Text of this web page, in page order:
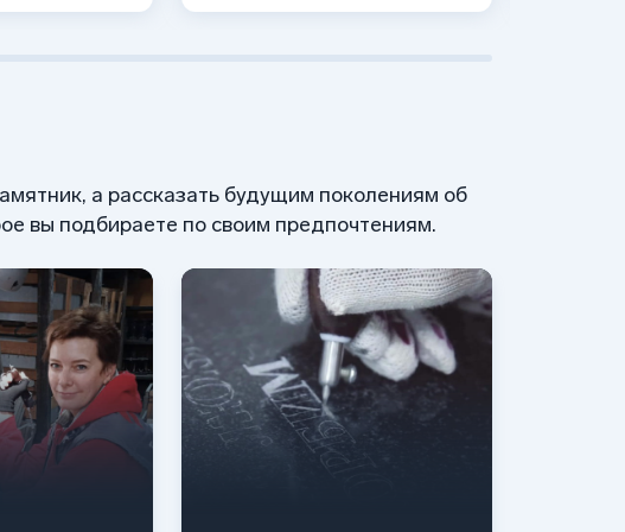
а рассказать будущим поколениям об
вы подбираете по своим предпочтениям.